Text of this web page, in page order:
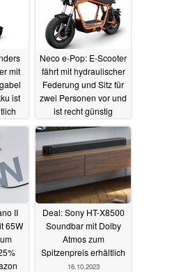
mit
ist
Neco e-Pop: E-Scooter
fährt mit hydraulischer
Federung und Sitz für
zwei Personen vor und
ist recht günstig
05.11.2023
II
65W
Deal: Sony HT-X8500
Soundbar mit Dolby
Atmos zum
Spitzenpreis erhältlich
16.10.2023